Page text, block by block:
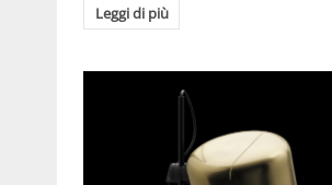
Leggi di più